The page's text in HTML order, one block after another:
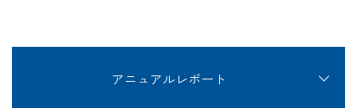
アニュアルレポート